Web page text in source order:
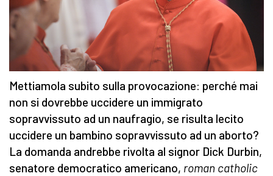
Mettiamola subito sulla provocazione: perché mai
non si dovrebbe uccidere un immigrato
sopravvissuto ad un naufragio, se risulta lecito
uccidere un bambino sopravvissuto ad un aborto?
La domanda andrebbe rivolta al signor Dick Durbin,
senatore democratico americano, roman catholic